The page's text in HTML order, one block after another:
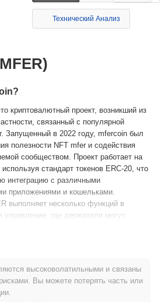
Технический Анализ
криптовалютный проект, возникший из
связанный с популярной
Запущенный в 2022 году, mfercoin был
полезности NFT mfer и содействия
сообществом. Проект работает на
стандарт токенов ERC-20, что
интеграцию с различными
приложениями и кошельками.
выполняет несколько функций в
управление, где держатели могут
и вознаграждений,
с сообществом NFT mfer, используя
бренда mfer для создания уникального
искусства и криптовалюты. Это
только усиливает вовлеченность
высоковолатильными и связаны
Вы можете потерять часть или